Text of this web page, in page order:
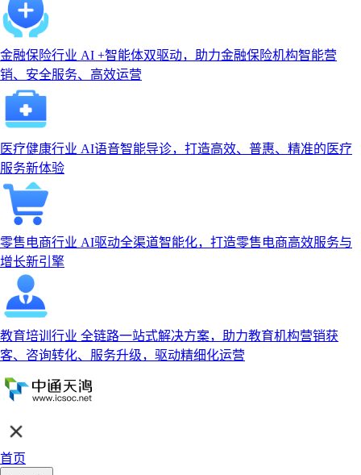
金融保险行业 AI +智能体双驱动，助力金融保险机构智能营
销、安全服务、高效运营
医疗健康行业 AI语音智能导诊，打造高效、普惠、精准的医疗
服务新体验
零售电商行业 AI驱动全渠道智能化，打造零售电商高效服务与
增长新引擎
教育培训行业 全链路一站式解决方案，助力教育机构营销获
客、咨询转化、服务升级，驱动精细化运营
首页